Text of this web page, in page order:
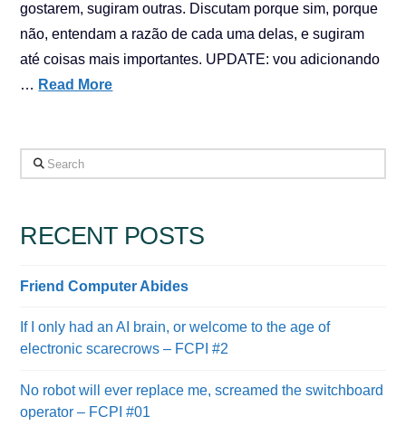
gostarem, sugiram outras. Discutam porque sim, porque
não, entendam a razão de cada uma delas, e sugiram
até coisas mais importantes. UPDATE: vou adicionando
… Read More
Search
RECENT POSTS
Friend Computer Abides
If I only had an AI brain, or welcome to the age of
electronic scarecrows – FCPI #2
No robot will ever replace me, screamed the switchboard
operator – FCPI #01